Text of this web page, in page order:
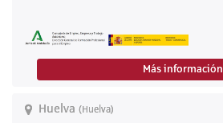
Más información
Huelva (Huelva)